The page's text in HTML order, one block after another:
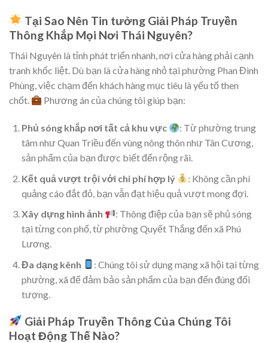
Tại Sao Nên Tin tưởng Giải Pháp Truyền
Thông Khắp Mọi Nơi Thái Nguyên?
Thái Nguyên là tỉnh phát triển nhanh, nơi cửa hàng phải cạnh
tranh khốc liệt. Dù bạn là cửa hàng nhỏ tại phường Phan Đình
Phùng, việc chạm đến khách hàng mục tiêu là yếu tố then
chốt.
Phương án của chúng tôi giúp bạn:
Phủ sóng khắp nơi tất cả khu vực
: Từ phường trung
tâm như Quan Triều đến vùng nông thôn như Tân Cương,
sản phẩm của bạn được biết đến rộng rãi.
Kết quả vượt trội với chi phí hợp lý
: Không cần phí
quảng cáo đắt đỏ, bạn vẫn đạt hiệu quả vượt mong đợi.
Xây dựng hình ảnh
: Thông điệp của bạn sẽ phủ sóng
tại từng con phố, từ phường Quyết Thắng đến xã Phú
Lương.
Đa dạng kênh
: Chúng tôi sử dụng mạng xã hội tại từng
phường, xã để đảm bảo sản phẩm của bạn đến đúng đối
tượng.
Giải Pháp Truyền Thông Của Chúng Tôi
Hoạt Động Thế Nào?